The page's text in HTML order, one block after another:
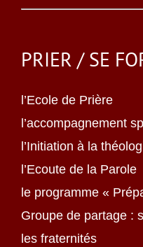
PRIER / SE
l’Ecole de Prière
l’accompagnement
l’Initiation à la
l’Ecoute de la Parole
le programme «
Groupe de partage :
les fraternités